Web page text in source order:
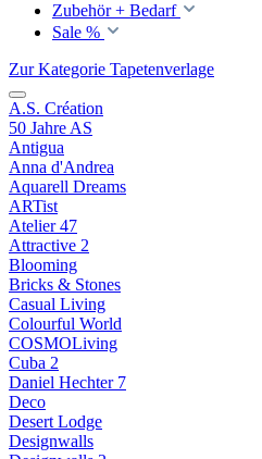
Zubehör + Bedarf
Sale %
Zur Kategorie Tapetenverlage
A.S. Création
50 Jahre AS
Antigua
Anna d'Andrea
Aquarell Dreams
ARTist
Atelier 47
Attractive 2
Blooming
Bricks & Stones
Casual Living
Colourful World
COSMOLiving
Cuba 2
Daniel Hechter 7
Deco
Desert Lodge
Designwalls